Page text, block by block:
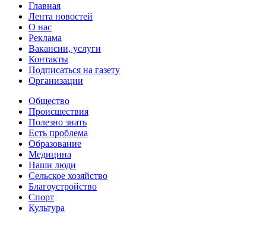
Главная
Лента новостей
О нас
Реклама
Вакансии, услуги
Контакты
Подписаться на газету
Организации
Общество
Происшествия
Полезно знать
Есть проблема
Образование
Медицина
Наши люди
Сельское хозяйство
Благоустройство
Спорт
Культура